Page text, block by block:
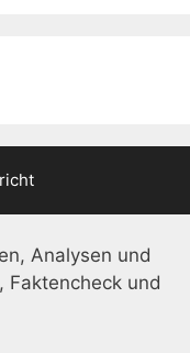
Analysen und
und